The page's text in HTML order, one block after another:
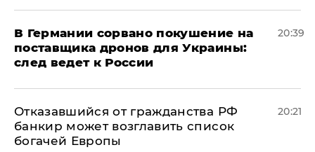
​В Германии сорвано покушение на
поставщика дронов для Украины:
след ведет к России
20:39
Отказавшийся от гражданства РФ
банкир может возглавить список
богачей Европы
20:21